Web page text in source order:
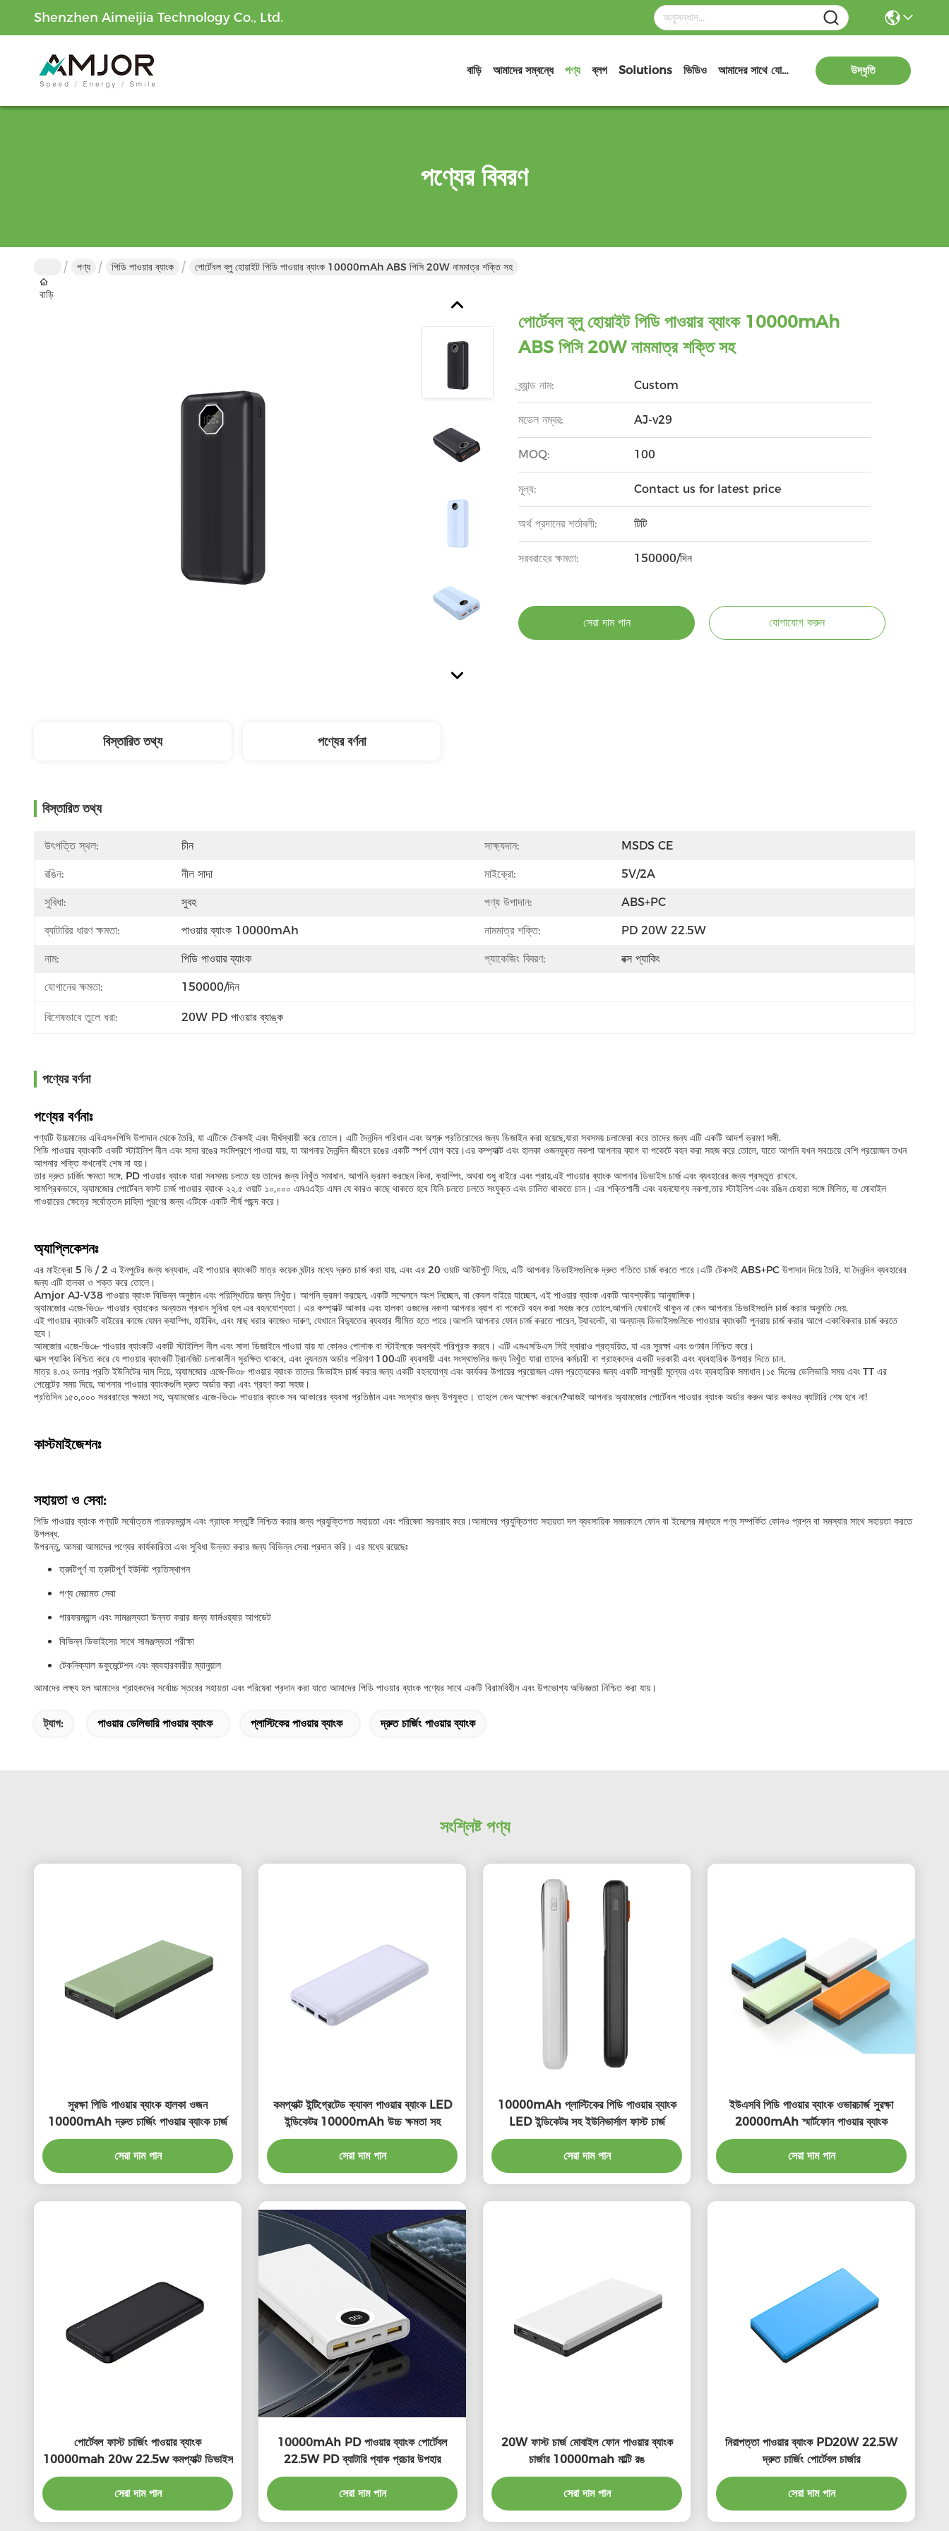
Shenzhen Aimeijia Technology Co., Ltd.
বাড়ি আমাদের সম্বন্ধে পণ্য ব্লগ Solutions ভিডিও আমাদের সাথে যোগাযোগ উদ্ধৃতি
পণ্যের বিবরণ
বাড়ি
পণ্য পিডি পাওয়ার ব্যাংক পোর্টেবল ব্লু হোয়াইট পিডি পাওয়ার ব্যাংক 10000mAh ABS পিসি 20W নামমাত্র শক্তি সহ
পোর্টেবল ব্লু হোয়াইট পিডি পাওয়ার ব্যাংক 10000mAh
ABS পিসি 20W নামমাত্র শক্তি সহ
ব্র্যান্ড নাম: Custom
মডেল নম্বর: AJ-v29
MOQ: 100
মূল্য: Contact us for latest price
অর্থ প্রদানের শর্তাবলী: টিটি
সরবরাহের ক্ষমতা: 150000/দিন
সেরা দাম পান যোগাযোগ করুন
বিস্তারিত তথ্য পণ্যের বর্ণনা
বিস্তারিত তথ্য
উৎপত্তি স্থল: চীন সাক্ষ্যদান: MSDS CE
রঙিন: নীল সাদা মাইক্রো: 5V/2A
সুবিধা: সুবহ পণ্য উপাদান: ABS+PC
ব্যাটারির ধারণ ক্ষমতা: পাওয়ার ব্যাংক 10000mAh নামমাত্র শক্তি: PD 20W 22.5W
নাম: পিডি পাওয়ার ব্যাংক প্যাকেজিং বিবরণ: বক্স প্যাকিং
যোগানের ক্ষমতা: 150000/দিন
বিশেষভাবে তুলে ধরা: 20W PD পাওয়ার ব্যাঙ্ক
পণ্যের বর্ণনা
পণ্যের বর্ণনাঃ
পণ্যটি উচ্চমানের এবিএস+পিসি উপাদান থেকে তৈরি, যা এটিকে টেকসই এবং দীর্ঘস্থায়ী করে তোলে। এটি দৈনন্দিন পরিধান এবং অশ্রু প্রতিরোধের জন্য ডিজাইন করা হয়েছে,যারা সবসময় চলাফেরা করে তাদের জন্য এটি একটি আদর্শ ভ্রমণ সঙ্গী.
পিডি পাওয়ার ব্যাংকটি একটি স্টাইলিশ নীল এবং সাদা রঙের সংমিশ্রণে পাওয়া যায়, যা আপনার দৈনন্দিন জীবনে রঙের একটি স্পর্শ যোগ করে।এর কম্প্যাক্ট এবং হালকা ওজনযুক্ত নকশা আপনার ব্যাগ বা পকেটে বহন করা সহজ করে তোলে, যাতে আপনি যখন সবচেয়ে বেশি প্রয়োজন তখন
আপনার শক্তি কখনোই শেষ না হয়।
তার দ্রুত চার্জিং ক্ষমতা সঙ্গে, PD পাওয়ার ব্যাংক যারা সবসময় চলতে হয় তাদের জন্য নিখুঁত সমাধান. আপনি ভ্রমণ করছেন কিনা, ক্যাম্পিং, অথবা শুধু বাইরে এবং প্রায়,এই পাওয়ার ব্যাংক আপনার ডিভাইস চার্জ এবং ব্যবহারের জন্য প্রস্তুত রাখবে.
সামগ্রিকভাবে, অ্যামজোর পোর্টেবল ফাস্ট চার্জ পাওয়ার ব্যাংক ২২.৫ ওয়াট ১০,০০০ এমএএইচ এমন যে কারও কাছে থাকতে হবে যিনি চলতে চলতে সংযুক্ত এবং চালিত থাকতে চান। এর শক্তিশালী এবং বহনযোগ্য নকশা,তার স্টাইলিশ এবং রঙিন চেহারা সঙ্গে মিলিত, যা মোবাইল
পাওয়ারের ক্ষেত্রে সর্বোত্তম চাহিদা পূরণের জন্য এটিকে একটি শীর্ষ পছন্দ করে।
অ্যাপ্লিকেশনঃ
এর মাইক্রো 5 ভি / 2 এ ইনপুটের জন্য ধন্যবাদ, এই পাওয়ার ব্যাংকটি মাত্র কয়েক ঘন্টার মধ্যে দ্রুত চার্জ করা যায়, এবং এর 20 ওয়াট আউটপুট দিয়ে, এটি আপনার ডিভাইসগুলিকে দ্রুত গতিতে চার্জ করতে পারে।এটি টেকসই ABS+PC উপাদান দিয়ে তৈরি, যা দৈনন্দিন ব্যবহারের
জন্য এটি হালকা ও শক্ত করে তোলে।
Amjor AJ-V38 পাওয়ার ব্যাংক বিভিন্ন অনুষ্ঠান এবং পরিস্থিতির জন্য নিখুঁত। আপনি ভ্রমণ করছেন, একটি সম্মেলনে অংশ নিচ্ছেন, বা কেবল বাইরে যাচ্ছেন, এই পাওয়ার ব্যাংক একটি আবশ্যকীয় আনুষাঙ্গিক।
অ্যামজোর এজে-ভি৩৮ পাওয়ার ব্যাংকের অন্যতম প্রধান সুবিধা হল এর বহনযোগ্যতা। এর কম্প্যাক্ট আকার এবং হালকা ওজনের নকশা আপনার ব্যাগ বা পকেটে বহন করা সহজ করে তোলে,আপনি যেখানেই থাকুন না কেন আপনার ডিভাইসগুলি চার্জ করার অনুমতি দেয়.
এই পাওয়ার ব্যাংকটি বাইরের কাজে যেমন ক্যাম্পিং, হাইকিং, এবং মাছ ধরার কাজেও দারুণ, যেখানে বিদ্যুতের ব্যবহার সীমিত হতে পারে।আপনি আপনার ফোন চার্জ করতে পারেন, ট্যাবলেট, বা অন্যান্য ডিভাইসগুলিকে পাওয়ার ব্যাংকটি পুনরায় চার্জ করার আগে একাধিকবার চার্জ করতে
হবে।
আমজোর এজে-ভি৩৮ পাওয়ার ব্যাংকটি একটি স্টাইলিশ নীল এবং সাদা ডিজাইনে পাওয়া যায় যা কোনও পোশাক বা স্টাইলকে অবশ্যই পরিপূরক করবে। এটি এমএসডিএস সিই দ্বারাও প্রত্যয়িত, যা এর সুরক্ষা এবং গুণমান নিশ্চিত করে।
বাক্স প্যাকিং নিশ্চিত করে যে পাওয়ার ব্যাংকটি ট্রানজিট চলাকালীন সুরক্ষিত থাকবে, এবং ন্যূনতম অর্ডার পরিমাণ 100এটি ব্যবসায়ী এবং সংস্থাগুলির জন্য নিখুঁত যারা তাদের কর্মচারী বা গ্রাহকদের একটি দরকারী এবং ব্যবহারিক উপহার দিতে চান.
মাত্র ৪.৩২ ডলার প্রতি ইউনিটের দাম দিয়ে, অ্যামজোর এজে-ভি৩৮ পাওয়ার ব্যাংক তাদের ডিভাইস চার্জ করার জন্য একটি বহনযোগ্য এবং কার্যকর উপায়ের প্রয়োজন এমন প্রত্যেকের জন্য একটি সাশ্রয়ী মূল্যের এবং ব্যবহারিক সমাধান।১৫ দিনের ডেলিভারি সময় এবং TT এর
পেমেন্টের সময় দিয়ে, আপনার পাওয়ার ব্যাংকগুলি দ্রুত অর্ডার করা এবং গ্রহণ করা সহজ।
প্রতিদিন ১৫০,০০০ সরবরাহের ক্ষমতা সহ, অ্যামজোর এজে-ভি৩৮ পাওয়ার ব্যাংক সব আকারের ব্যবসা প্রতিষ্ঠান এবং সংস্থার জন্য উপযুক্ত। তাহলে কেন অপেক্ষা করবেন?আজই আপনার অ্যামজোর পোর্টেবল পাওয়ার ব্যাংক অর্ডার করুন আর কখনও ব্যাটারি শেষ হবে না!
কাস্টমাইজেশনঃ
সহায়তা ও সেবা:
পিডি পাওয়ার ব্যাংক পণ্যটি সর্বোত্তম পারফরম্যান্স এবং গ্রাহক সন্তুষ্টি নিশ্চিত করার জন্য প্রযুক্তিগত সহায়তা এবং পরিষেবা সরবরাহ করে।আমাদের প্রযুক্তিগত সহায়তা দল ব্যবসায়িক সময়কালে ফোন বা ইমেলের মাধ্যমে পণ্য সম্পর্কিত কোনও প্রশ্ন বা সমস্যার সাথে সহায়তা করতে
উপলব্ধ.
উপরন্তু, আমরা আমাদের পণ্যের কার্যকারিতা এবং সুবিধা উন্নত করার জন্য বিভিন্ন সেবা প্রদান করি। এর মধ্যে রয়েছেঃ
ত্রুটিপূর্ণ বা ত্রুটিপূর্ণ ইউনিট প্রতিস্থাপন
পণ্য মেরামত সেবা
পারফরম্যান্স এবং সামঞ্জস্যতা উন্নত করার জন্য ফার্মওয়্যার আপডেট
বিভিন্ন ডিভাইসের সাথে সামঞ্জস্যতা পরীক্ষা
টেকনিক্যাল ডকুমেন্টেশন এবং ব্যবহারকারীর ম্যানুয়াল
আমাদের লক্ষ্য হল আমাদের গ্রাহকদের সর্বোচ্চ স্তরের সহায়তা এবং পরিষেবা প্রদান করা যাতে আমাদের পিডি পাওয়ার ব্যাংক পণ্যের সাথে একটি বিরামবিহীন এবং উপভোগ্য অভিজ্ঞতা নিশ্চিত করা যায়।
ট্যাগ: পাওয়ার ডেলিভারি পাওয়ার ব্যাংক প্লাস্টিকের পাওয়ার ব্যাংক দ্রুত চার্জিং পাওয়ার ব্যাংক
সংশ্লিষ্ট পণ্য
সুরক্ষা পিডি পাওয়ার ব্যাংক হালকা ওজন
10000mAh দ্রুত চার্জিং পাওয়ার ব্যাংক চার্জ
সেরা দাম পান
কমপ্যাক্ট ইন্টিগ্রেটেড ক্যাবল পাওয়ার ব্যাংক LED
ইন্ডিকেটর 10000mAh উচ্চ ক্ষমতা সহ
সেরা দাম পান
10000mAh প্লাস্টিকের পিডি পাওয়ার ব্যাংক
LED ইন্ডিকেটর সহ ইউনিভার্সাল ফাস্ট চার্জ
সেরা দাম পান
ইউএসবি পিডি পাওয়ার ব্যাংক ওভারচার্জ সুরক্ষা
20000mAh স্মার্টফোন পাওয়ার ব্যাংক
সেরা দাম পান
পোর্টেবল ফাস্ট চার্জিং পাওয়ার ব্যাংক
10000mah 20w 22.5w কমপ্যাক্ট ডিভাইস
সেরা দাম পান
10000mAh PD পাওয়ার ব্যাংক পোর্টেবল
22.5W PD ব্যাটারি প্যাক প্রচার উপহার
সেরা দাম পান
20W ফাস্ট চার্জ মোবাইল ফোন পাওয়ার ব্যাংক
চার্জার 10000mah মাল্টি রঙ
সেরা দাম পান
নিরাপত্তা পাওয়ার ব্যাংক PD20W 22.5W
দ্রুত চার্জিং পোর্টেবল চার্জার
সেরা দাম পান